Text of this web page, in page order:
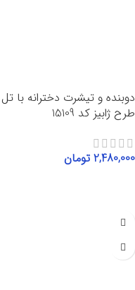
دوبنده و تیشرت دخترانه با تل
طرح ژابیز کد 15109
2,480,000 تومان